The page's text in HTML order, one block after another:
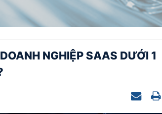
Malta
Seychelles
NGHIỆP SAAS DƯỚI 1